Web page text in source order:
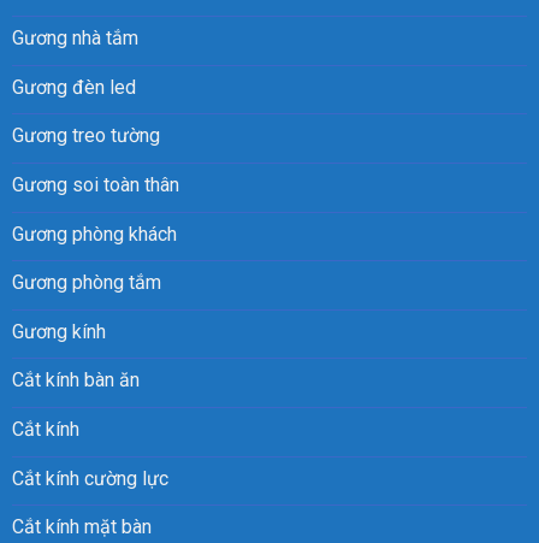
Gương nhà tắm
Gương đèn led
Gương treo tường
Gương soi toàn thân
Gương phòng khách
Gương phòng tắm
Gương kính
Cắt kính bàn ăn
Cắt kính
Cắt kính cường lực
Cắt kính mặt bàn